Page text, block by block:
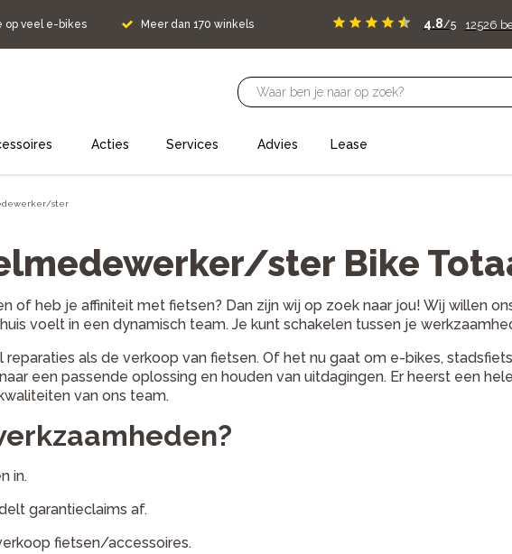
op veel e-bikes Meer dan 170 winkels 4.8/5 12526
Acties Services Advies Lease
ster
ster Bike
of heb je affiniteit met fietsen? Dan zijn wij op zoek naar jou! Wij willen
voelt in een dynamisch team. Je kunt schakelen tussen je
als de verkoop van fietsen. Of het nu gaat om e-bikes,
een passende oplossing en houden van uitdagingen. Er heerst een
van ons team.
in.
garantieclaims af.
fietsen/accessoires.